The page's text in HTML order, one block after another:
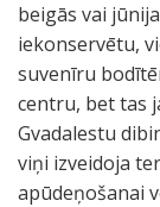
beigās vai
iekonservētu,
suvenīru
centru, bet tas
Gvadalestu
viņi izveidoja
apūdeņošanai